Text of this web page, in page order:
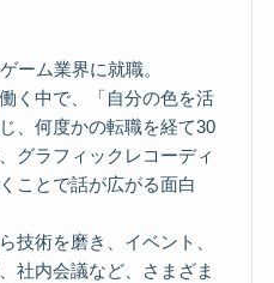
ーム業界に就職。
く中で、「自分の色を活
、何度かの転職を経て30
グラフィックレコーディ
ことで話が広がる面白
技術を磨き、イベント、
社内会議など、さまざま